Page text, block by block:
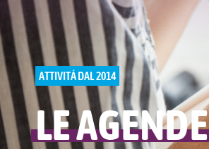
ATTIVITÁ DAL 2014
LE AGENDE